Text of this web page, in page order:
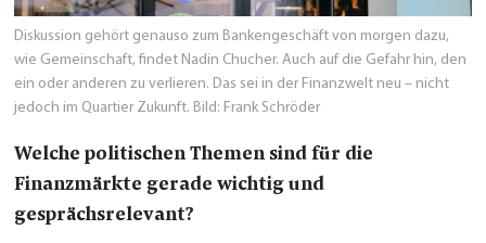
Diskussion gehört genauso zum Bankengeschäft von morgen dazu,
wie Gemeinschaft, findet Nadin Chucher. Auch auf die Gefahr hin, den
ein oder anderen zu verlieren. Das sei in der Finanzwelt neu – nicht
jedoch im Quartier Zukunft. Bild: Frank Schröder
Welche politischen Themen sind für die
Finanzmärkte gerade wichtig und
gesprächsrelevant?